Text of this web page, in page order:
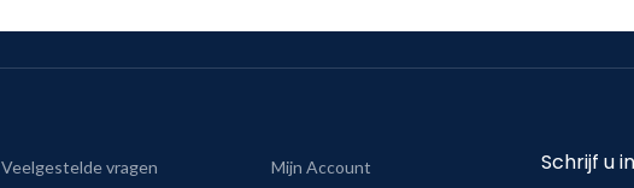
Veelgestelde vragen Mijn Account Schrijf u